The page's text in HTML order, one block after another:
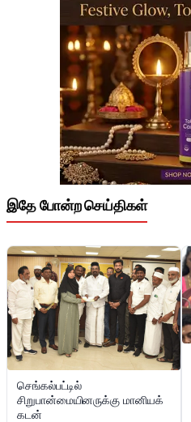
இதே போன்ற செய்திகள்
செங்கல்பட்டில்
சிறுபான்மையினருக்கு மானியக்
கடன்